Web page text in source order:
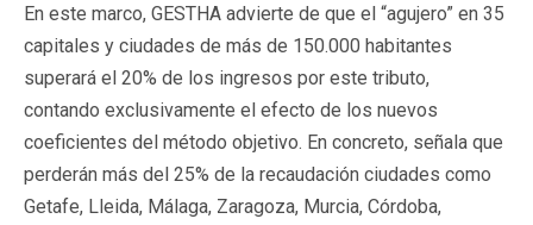
En este marco, GESTHA advierte de que el “agujero” en 35
capitales y ciudades de más de 150.000 habitantes
superará el 20% de los ingresos por este tributo,
contando exclusivamente el efecto de los nuevos
coeficientes del método objetivo. En concreto, señala que
perderán más del 25% de la recaudación ciudades como
Getafe, Lleida, Málaga, Zaragoza, Murcia, Córdoba,